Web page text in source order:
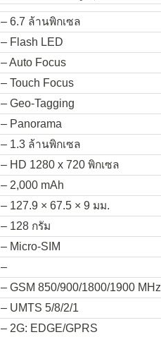
– 6.7 ล้านพิกเซล
– Flash LED
– Auto Focus
– Touch Focus
– Geo-Tagging
– Panorama
– 1.3 ล้านพิกเซล
– HD 1280 x 720 พิกเซล
– 2,000 mAh
– 127.9 × 67.5 × 9 มม.
– 128 กรัม
– Micro-SIM
–
– GSM 850/900/1800/1900 MHz
– UMTS 5/8/2/1
– 2G: EDGE/GPRS